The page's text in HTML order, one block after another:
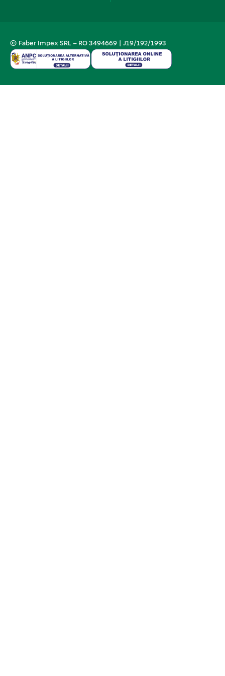
© Faber Impex SRL – RO 3494669 | J19/192/1993